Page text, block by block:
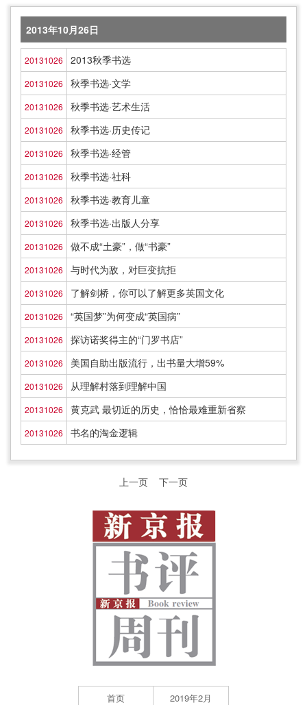
2013年10月26日
20131026 2013秋季书选
20131026 秋季书选·文学
20131026 秋季书选·艺术生活
20131026 秋季书选·历史传记
20131026 秋季书选·经管
20131026 秋季书选·社科
20131026 秋季书选·教育儿童
20131026 秋季书选·出版人分享
20131026 做不成“土豪”，做“书豪”
20131026 与时代为敌，对巨变抗拒
20131026 了解剑桥，你可以了解更多英国文化
20131026 “英国梦”为何变成“英国病”
20131026 探访诺奖得主的“门罗书店”
20131026 美国自助出版流行，出书量大增59%
20131026 从理解村落到理解中国
20131026 黄克武 最切近的历史，恰恰最难重新省察
20131026 书名的淘金逻辑
上一页 下一页
首页
2019年2月